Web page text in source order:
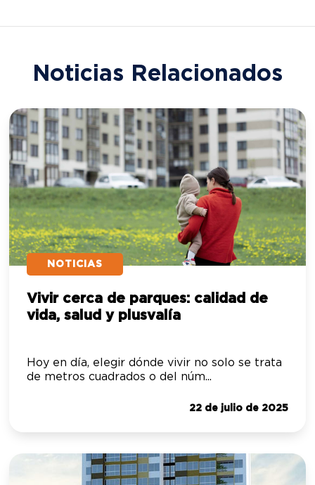
Noticias Relacionados
NOTICIAS
Vivir cerca de parques: calidad de
vida, salud y plusvalía
Hoy en día, elegir dónde vivir no solo se trata
de metros cuadrados o del núm...
22 de julio de 2025